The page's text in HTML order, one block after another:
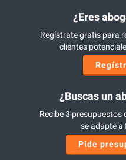
¿Eres
Regístrate gratis para
clientes
¿Buscas un
Recibe 3 presupuestos
se adapte a
Pide